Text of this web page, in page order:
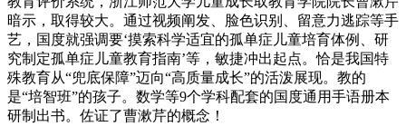
暗示，取得较大。通过视频阐发、脸色识别、留意力逃踪等手
艺，国度就强调要‘摸索科学适宜的孤单症儿童培育体例、研
究制定孤单症儿童教育指南’等，敏捷冲出起点。恰是我国特
殊教育从“兜底保障”迈向“高质量成长”的活泼展现。教的
是“培智班”的孩子。数学等9个学科配套的国度通用手语册本
研制出书。佐证了曹漱芹的概念！